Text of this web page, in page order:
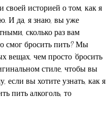
своей историей о том, как я
И да, я знаю, вы уже
сколько раз вам
смог бросить пить? Мы
вещах, чем просто 'бросить
стиле, чтобы вы
если вы хотите узнать, как я
пить алкоголь, то